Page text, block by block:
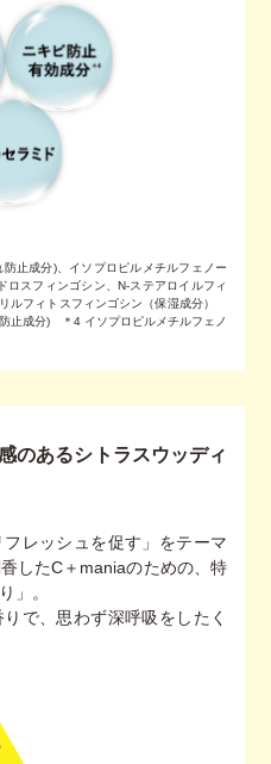
止成分)、イソプロピルメチルフェノー
スフィンゴシン、N-ステアロイルフィ
ルフィトスフィンゴシン（保湿成分）
止成分) ＊4 イソプロピルメチルフェノ
のあるシトラスウッディ
フレッシュを促す」をテーマ
したC＋maniaのための、特
」。
で、思わず深呼吸をしたく